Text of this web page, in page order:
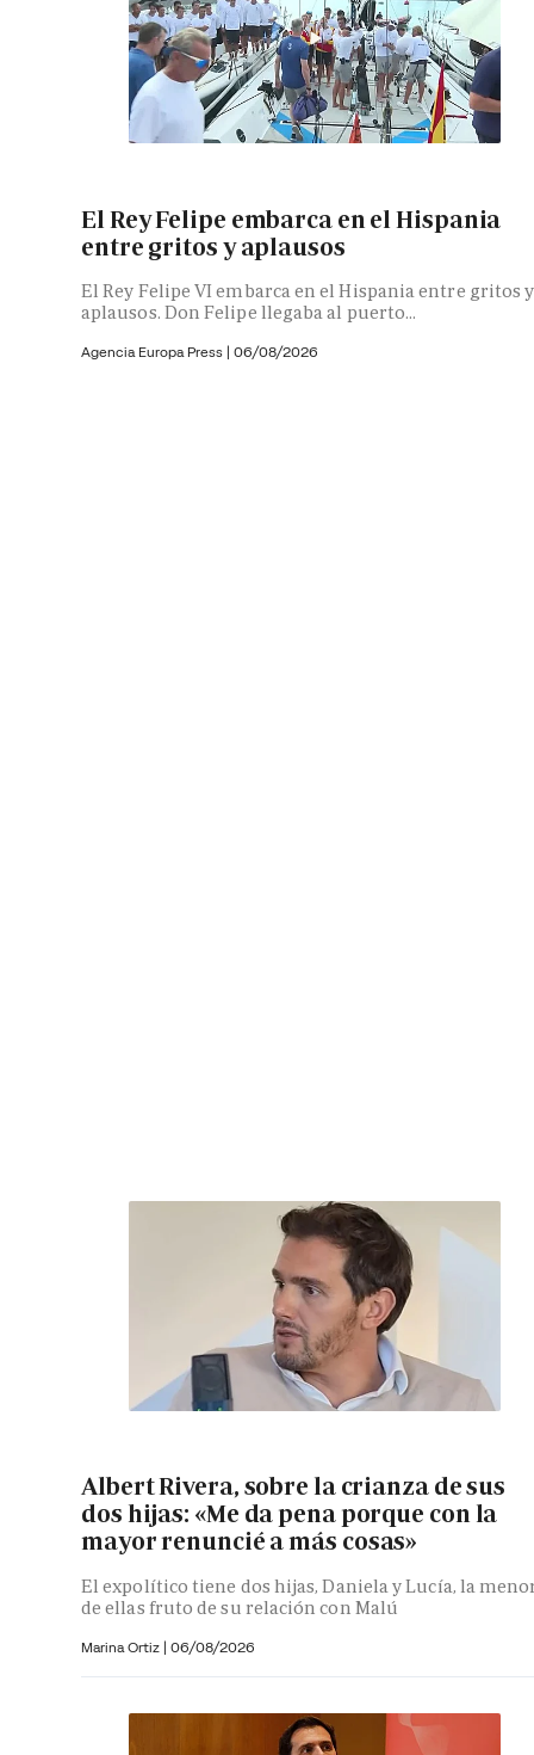
El Rey Felipe embarca en el Hispania
entre gritos y aplausos
El Rey Felipe VI embarca en el Hispania entre gritos y
aplausos. Don Felipe llegaba al puerto...
Agencia Europa Press | 06/08/2026
Albert Rivera, sobre la crianza de sus
dos hijas: «Me da pena porque con la
mayor renuncié a más cosas»
El expolítico tiene dos hijas, Daniela y Lucía, la
de ellas fruto de su relación con Malú
Marina Ortiz | 06/08/2026